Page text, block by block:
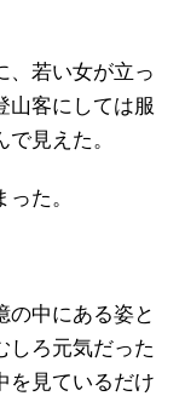
、若い女が立っ
山客にしては服
見えた。
た。
の中にある姿と
しろ元気だった
を見ているだけ